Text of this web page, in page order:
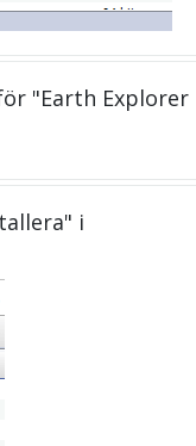
"Earth Explorer
i